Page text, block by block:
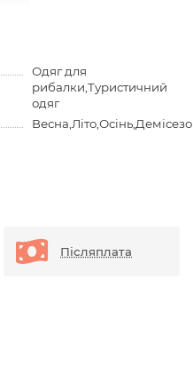
Одяг для
рибалки,Туристичний
одяг
Післяплата